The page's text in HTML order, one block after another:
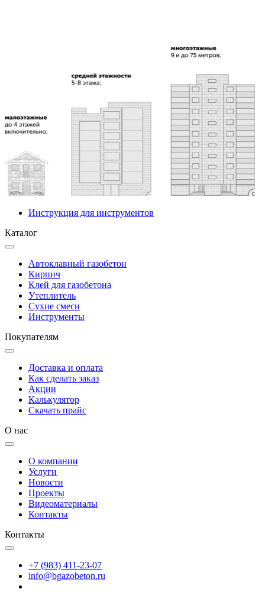
Инструкция для инструментов
Каталог
Автоклавный газобетон
Кирпич
Клей для газобетона
Утеплитель
Сухие смеси
Инструменты
Покупателям
Доставка и оплата
Как сделать заказ
Акции
Калькулятор
Скачать прайс
О нас
О компании
Услуги
Новости
Проекты
Видеоматериалы
Контакты
Контакты
+7 (983) 411-23-07
info@bgazobeton.ru